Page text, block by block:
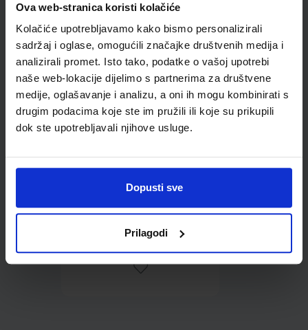
Ova web-stranica koristi kolačiće
Kolačiće upotrebljavamo kako bismo personalizirali
sadržaj i oglase, omogućili značajke društvenih medija i
analizirali promet. Isto tako, podatke o vašoj upotrebi
naše web-lokacije dijelimo s partnerima za društvene
medije, oglašavanje i analizu, a oni ih mogu kombinirati s
drugim podacima koje ste im pružili ili koje su prikupili
dok ste upotrebljavali njihove usluge.
Dopusti sve
Prilagodi
Omot PVC za školske
udžbenike; dimenzije
416x287; tip 162
0,85 €